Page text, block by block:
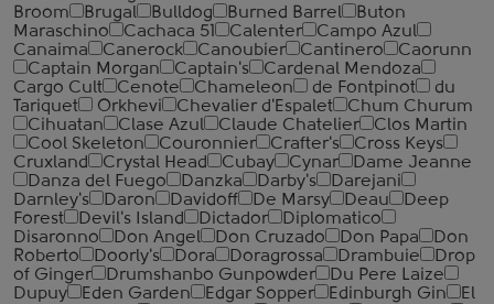
Broom
Brugal Bulldog Burned Barrel
Buton
Maraschino
Cachaca 51 Calenter
Campo Azul
Canaima
Canerock Canoubier Cantinero
Caorunn
Captain Morgan
Captain's
Cardenal Mendoza
Cargo Cult
Cenote Chameleon de Fontpinot
du
Tariquet
Orkhevi Chevalier d'Espalet
Chum Churum
Cihuatan
Clase Azul Claude Chatelier
Clos Martin
Cool Skeleton
Couronnier Crafter's
Cross Keys
Cruxland
Crystal Head Cubay Cynar
Dame Jeanne
Danza del Fuego
Danzka Darby's
Darejani
Darnley's
Daron Davidoff De Marsy Deau
Deep
Forest
Devil's Island Dictador
Diplomatico
Disaronno
Don Angel Don Cruzado Don Papa
Don
Roberto
Doorly's Dora Doragrossa Drambuie
Drop
of Ginger
Drumshanbo Gunpowder
Du Pere Laize
Dupuy
Eden Garden Edgar Sopper Edinburgh Gin
El